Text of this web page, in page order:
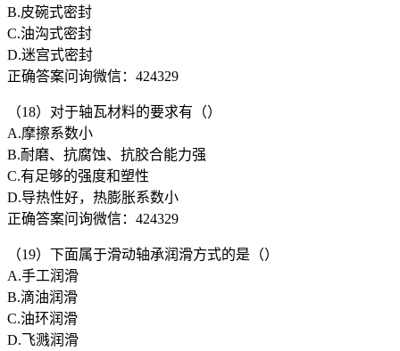
B.皮碗式密封
C.油沟式密封
D.迷宫式密封
正确答案问询微信：424329
（18）对于轴瓦材料的要求有（）
A.摩擦系数小
B.耐磨、抗腐蚀、抗胶合能力强
C.有足够的强度和塑性
D.导热性好，热膨胀系数小
正确答案问询微信：424329
（19）下面属于滑动轴承润滑方式的是（）
A.手工润滑
B.滴油润滑
C.油环润滑
D.飞溅润滑